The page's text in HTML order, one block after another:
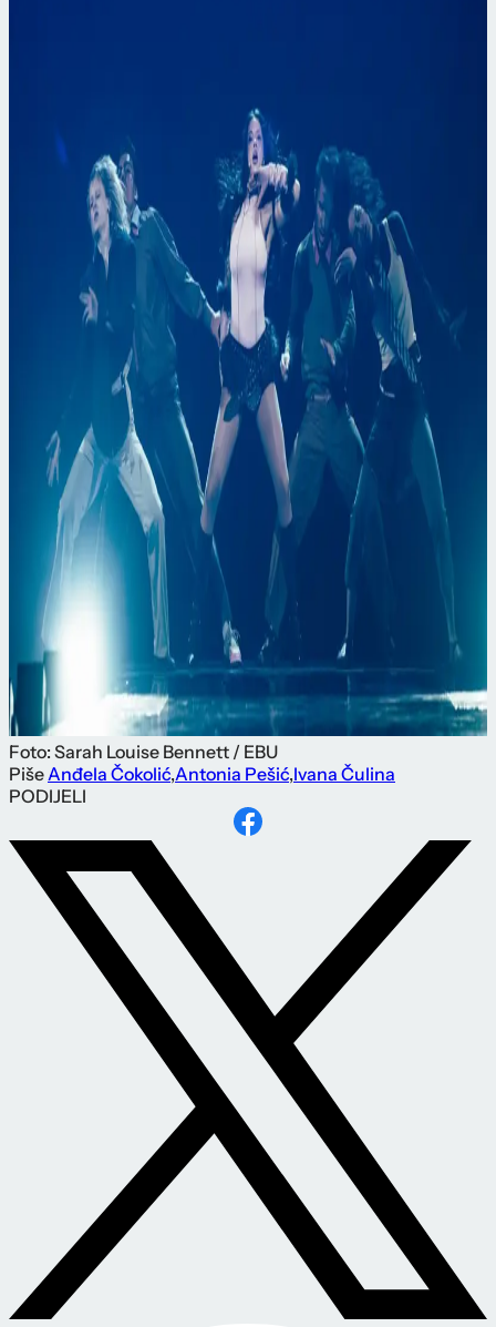
Foto: Sarah Louise Bennett / EBU
PišeAnđela Čokolić,Antonia Pešić,Ivana Čulina
PODIJELI